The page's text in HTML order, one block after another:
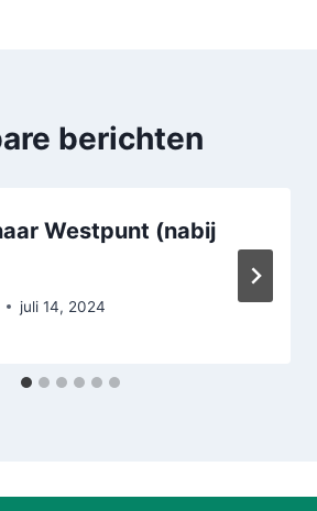
berichten
Westpunt (nabij
juli 14, 2024